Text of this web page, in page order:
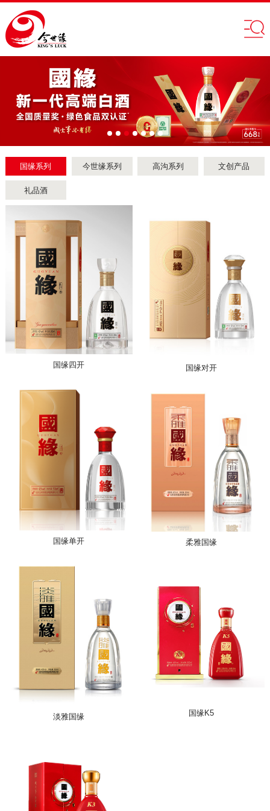
国缘系列 今世缘系列 高沟系列 文创产品
礼品酒
国缘四开 国缘对开
国缘单开 柔雅国缘
淡雅国缘 国缘K5